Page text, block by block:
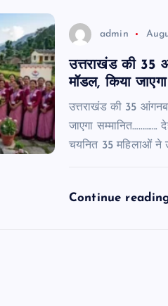
admin
उत्तराखंड की 35
मॉडल, किया
उत्तराखंड की 35
जाएगा सम्मानित………….
चयनित 35 महिलाओं ने
Continue